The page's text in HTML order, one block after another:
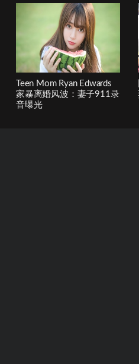
Teen Mom Ryan Edwards
家暴离婚风波：妻子911录
音曝光